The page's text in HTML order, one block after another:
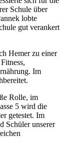
Schule über
lobte
gut verankert
Hemer zu einer
Im
Rolle, im
5 wird die
getestet. Im
Schüler unserer